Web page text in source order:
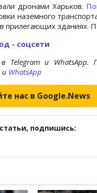
дронами Харьков.
наземного
прилегающих зданиях.
- соцсети
в Telegram и WhatsApp.
и WhatsApp
нас в Google.News
подпишись: